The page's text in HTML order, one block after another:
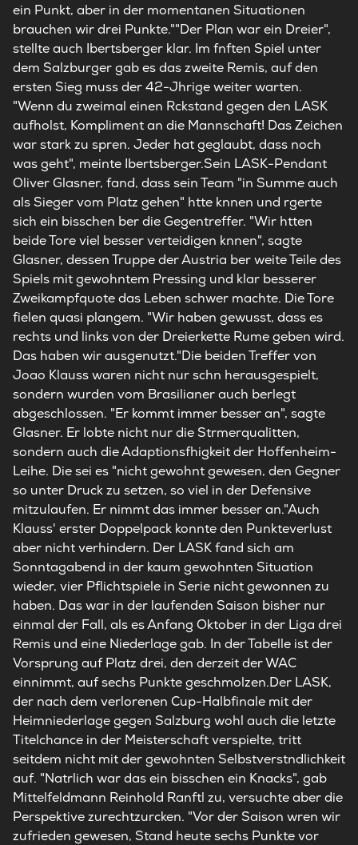
ein Punkt, aber in der momentanen Situationen
brauchen wir drei Punkte.""Der Plan war ein Dreier",
stellte auch Ibertsberger klar. Im fnften Spiel unter
dem Salzburger gab es das zweite Remis, auf den
ersten Sieg muss der 42-Jhrige weiter warten.
"Wenn du zweimal einen Rckstand gegen den LASK
aufholst, Kompliment an die Mannschaft! Das Zeichen
war stark zu spren. Jeder hat geglaubt, dass noch
was geht", meinte Ibertsberger.Sein LASK-Pendant
Oliver Glasner, fand, dass sein Team "in Summe auch
als Sieger vom Platz gehen" htte knnen und rgerte
sich ein bisschen ber die Gegentreffer. "Wir htten
beide Tore viel besser verteidigen knnen", sagte
Glasner, dessen Truppe der Austria ber weite Teile des
Spiels mit gewohntem Pressing und klar besserer
Zweikampfquote das Leben schwer machte. Die Tore
fielen quasi plangem. "Wir haben gewusst, dass es
rechts und links von der Dreierkette Rume geben wird.
Das haben wir ausgenutzt."Die beiden Treffer von
Joao Klauss waren nicht nur schn herausgespielt,
sondern wurden vom Brasilianer auch berlegt
abgeschlossen. "Er kommt immer besser an", sagte
Glasner. Er lobte nicht nur die Strmerqualitten,
sondern auch die Adaptionsfhigkeit der Hoffenheim-
Leihe. Die sei es "nicht gewohnt gewesen, den Gegner
so unter Druck zu setzen, so viel in der Defensive
mitzulaufen. Er nimmt das immer besser an."Auch
Klauss' erster Doppelpack konnte den Punkteverlust
aber nicht verhindern. Der LASK fand sich am
Sonntagabend in der kaum gewohnten Situation
wieder, vier Pflichtspiele in Serie nicht gewonnen zu
haben. Das war in der laufenden Saison bisher nur
einmal der Fall, als es Anfang Oktober in der Liga drei
Remis und eine Niederlage gab. In der Tabelle ist der
Vorsprung auf Platz drei, den derzeit der WAC
einnimmt, auf sechs Punkte geschmolzen.Der LASK,
der nach dem verlorenen Cup-Halbfinale mit der
Heimniederlage gegen Salzburg wohl auch die letzte
Titelchance in der Meisterschaft verspielte, tritt
seitdem nicht mit der gewohnten Selbstverstndlichkeit
auf. "Natrlich war das ein bisschen ein Knacks", gab
Mittelfeldmann Reinhold Ranftl zu, versuchte aber die
Perspektive zurechtzurcken. "Vor der Saison wren wir
zufrieden gewesen, Stand heute sechs Punkte vor